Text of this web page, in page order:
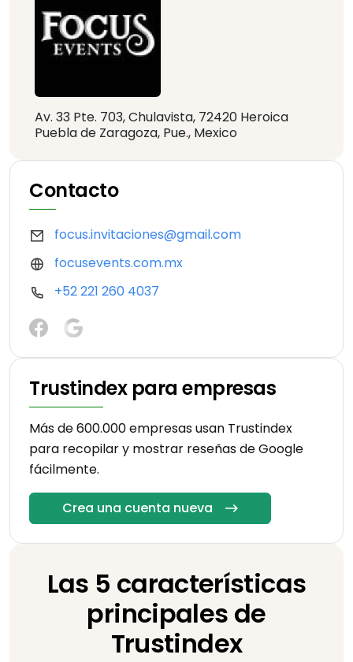
Av. 33 Pte. 703, Chulavista, 72420 Heroica
Puebla de Zaragoza, Pue., Mexico
Contacto
focus.invitaciones@gmail.com
focusevents.com.mx
+52 221 260 4037
Trustindex para empresas
Más de 600.000 empresas usan Trustindex
para recopilar y mostrar reseñas de Google
fácilmente.
Crea una cuenta nueva
Las 5 características
principales de
Trustindex